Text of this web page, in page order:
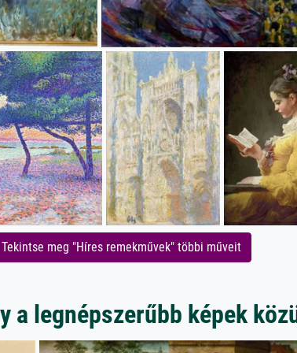
Tekintse meg "Híres remekművek" többi műveit
a legnépszerűbb képek